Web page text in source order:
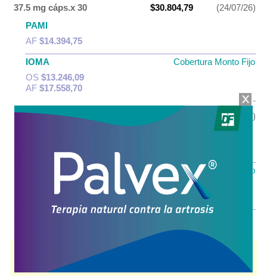
37.5 mg cáps.x 30 $30.804,79
(24/07/26)
PAMI
AF $14.394,75
IOMA
Cobertura Monto Fijo
OS $13.246,09
AF $17.558,70
75 mg cáps.x 30 $31.765,03
(24/07/26)
Cobertura Monto Fijo
$15.145,54
venlafaxina Antidepresivo
Montpellier y cuenta con 3 presentaciones disponibles.